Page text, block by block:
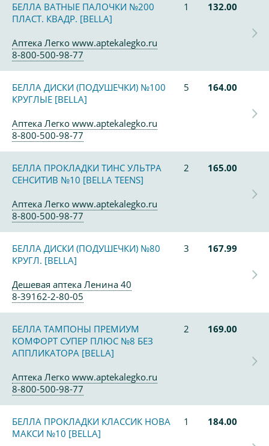
БЕЛЛА ВАТНЫЕ ПАЛОЧКИ №200
ПЛАСТ. КВАДР. [BELLA]
1 132.00
Аптека Легко www.aptekalegko.ru
8-800-500-98-77
БЕЛЛА ДИСКИ (ПОДУШЕЧКИ) №100
КРУГЛЫЕ [BELLA]
5 164.00
Аптека Легко www.aptekalegko.ru
8-800-500-98-77
БЕЛЛА ПРОКЛАДКИ ТИНС УЛЬТРА
СЕНСИТИВ №10 [BELLA TEENS]
2 165.00
Аптека Легко www.aptekalegko.ru
8-800-500-98-77
БЕЛЛА ДИСКИ (ПОДУШЕЧКИ) №80
КРУГЛ. [BELLA]
3 167.99
Дешевая аптека Ленина 40
8-39162-2-80-05
БЕЛЛА ТАМПОНЫ ПРЕМИУМ
КОМФОРТ СУПЕР ПЛЮС №8 БЕЗ
АППЛИКАТОРА [BELLA]
2 169.00
Аптека Легко www.aptekalegko.ru
8-800-500-98-77
БЕЛЛА ПРОКЛАДКИ КЛАССИК НОВА
МАКСИ №10 [BELLA]
1 184.00